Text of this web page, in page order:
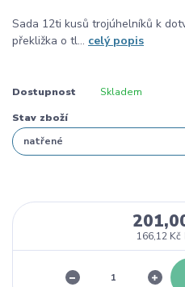
Sada 12ti kusů trojúhelníků k
překližka o tl... celý popis
Dostupnost Skladem
Stav zboží
166,12 Kč